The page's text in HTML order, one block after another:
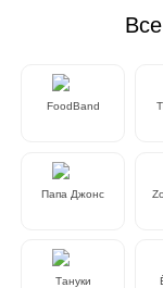
FoodBand
Папа Джонс
Тануки